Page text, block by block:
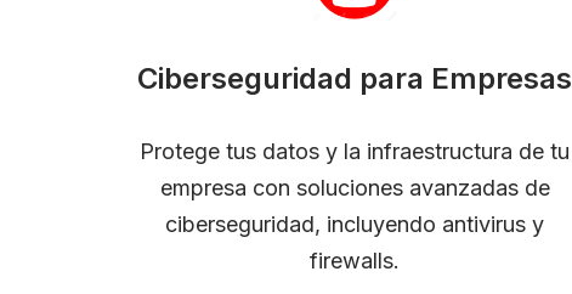
Ciberseguridad para Empresas
Protege tus datos y la infraestructura de tu
empresa con soluciones avanzadas de
ciberseguridad, incluyendo antivirus y
firewalls.